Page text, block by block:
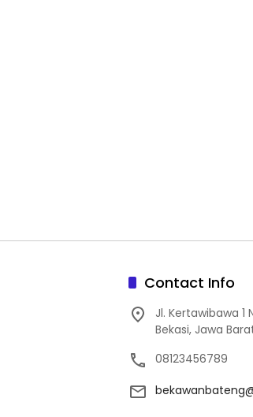
Contact Info
Jl. Kertawibawa 1
Bekasi, Jawa
08123456789